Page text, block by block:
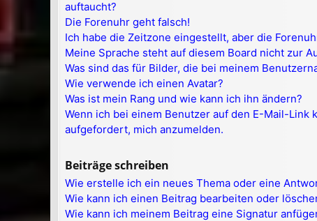
auftaucht?
Die Forenuhr geht falsch!
Ich habe die Zeitzone eingestellt, aber die
Meine Sprache steht auf diesem Board nicht zur
Was sind das für Bilder, die bei meinem
Wie verwende ich einen Avatar?
Was ist mein Rang und wie kann ich ihn ändern?
Wenn ich bei einem Benutzer auf den E-Mail-Link
aufgefordert, mich anzumelden.
Beiträge schreiben
Wie erstelle ich ein neues Thema oder eine
Wie kann ich einen Beitrag bearbeiten oder
Wie kann ich meinem Beitrag eine Signatur